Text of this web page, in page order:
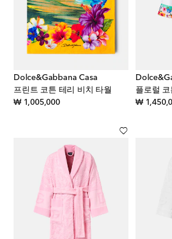
Dolce&Gabbana Casa
프린트 코튼 테리 비치 타월
₩ 1,005,000original price
플로럴
₩